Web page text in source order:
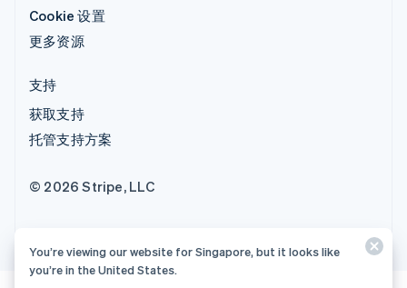
Cookie 设置
更多资源
支持
获取支持
托管支持方案
© 2026 Stripe, LLC
You’re viewing our website for Singapore, but it looks like
you’re in the United States.